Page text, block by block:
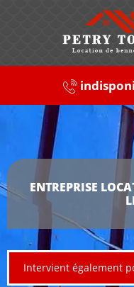
ENTREPRISE
Intervient également